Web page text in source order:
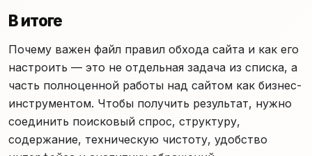
В итоге
Почему важен файл правил обхода сайта и как его
настроить — это не отдельная задача из списка, а
часть полноценной работы над сайтом как бизнес-
инструментом. Чтобы получить результат, нужно
соединить поисковый спрос, структуру,
содержание, техническую чистоту, удобство